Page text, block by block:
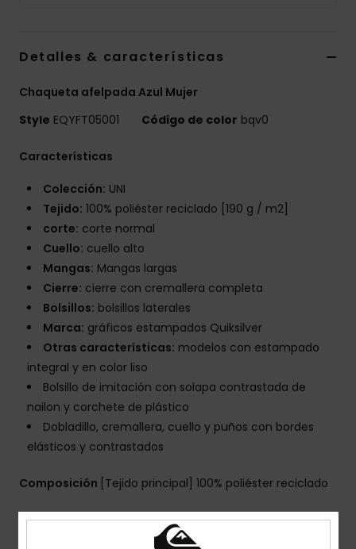
Detalles & características
Chaqueta afelpada Azul Mujer
Style EQYFT05001 Código de color bqv0
Características
Colección: UNI
Tejido: 100% poliéster reciclado [190 g / m2]
corte: corte normal
Cuello: cuello alto
Mangas: Mangas largas
Cierre: cierre con cremallera completa
Bolsillos: bolsillos laterales
Marca: gráficos estampados Quiksilver
Otras características: modelos con estampado
integral y en color liso
Bolsillo de imitación con solapa contrastada de
nailon y corchete de plástico
Dobladillo, cremallera, cuello y puños con bordes
elásticos y contrastados
Composición [Tejido principal] 100% poliéster reciclado
Envíos y Devoluciones